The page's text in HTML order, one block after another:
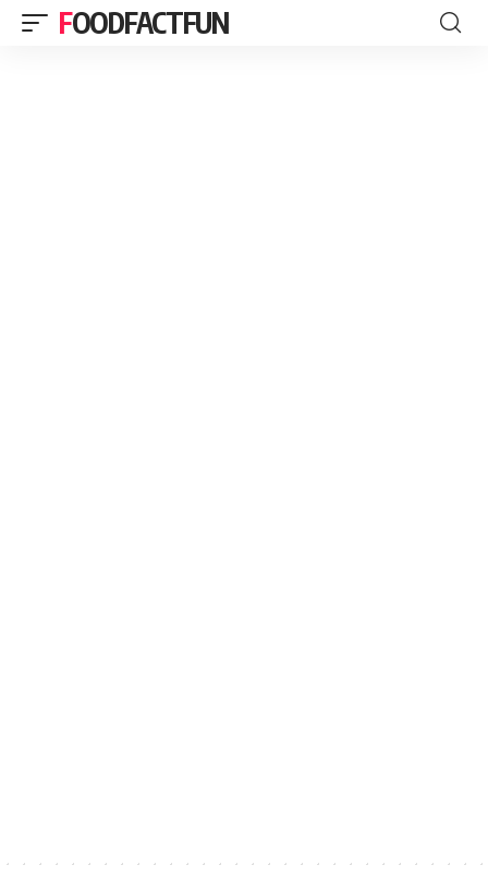
FOODFACTFUN